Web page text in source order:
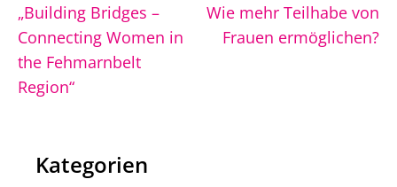
„Building Bridges –
Connecting Women in
the Fehmarnbelt
Region“
Wie mehr Teilhabe von
Frauen ermöglichen?
Kategorien